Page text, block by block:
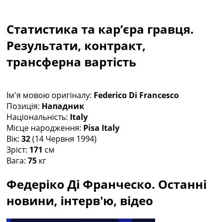
Чемпіонат Світу
Україна. Прем’єр-Ліга
Україна. Перша Ліга
Ліга Чемпіонів
Ще Турніри >>>
Таблиці
Чемпіонат Світу. Турнирні таблиці
Таблиця УПЛ
Перша Ліга
Таблиця АПЛ
Таблиця Ла Ліги
Всі таблиці >>>
Рейтинги
Рейтинг країн УЄФА
Рейтинг клубів УЄФА
Статистика та кар’єра гравця.
Результати, контракт,
трансферна вартість
Ім'я мовою оригіналу: Federico Di Francesco
Позиція: Нападник
Національність: Italy
Місце народження: Pisa Italy
Вік: 32(14 Червня 1994)
Зріст: 171 см
Вага: 75 кг
Федеріко Ді Франческо. Останні
новини, інтерв'ю, відео